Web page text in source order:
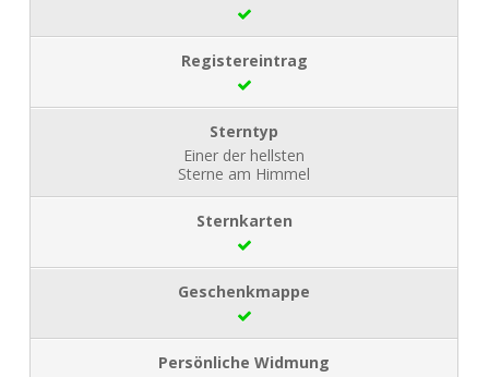
Einer der hellsten
Sterne am Himmel